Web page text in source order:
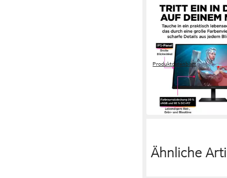
HP
OMEN 27 G2 (HSD-
Monitor
69 cm/ 27 Zoll Diagonale
1920 x 1080 px, Full HD
1 ms Reaktionszeit
Produktdatenblatt
168,30 € UVP229,00 €
15,37 €
mtl. in 12 Raten
am nächsten Werktag bei
Ähnliche